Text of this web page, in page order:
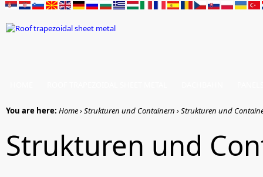
You are here: Home › Strukturen und Containern › Strukturen und
Strukturen und